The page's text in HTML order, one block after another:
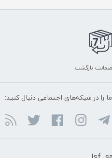
ما را در شبکه‌های اجتماعی دنبال کنید: